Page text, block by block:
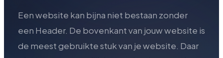
Een website kan bijna niet bestaan zonder
een Header. De bovenkant van jouw website is
de meest gebruikte stuk van je website. Daar